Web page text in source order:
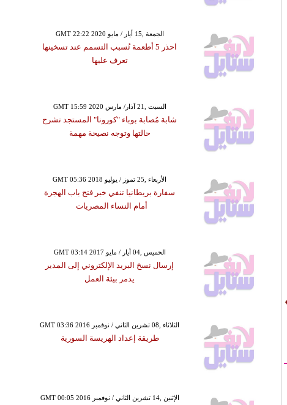
GMT 22:22 2020 الجمعة ,15 أيار / مايو
احذر 5 أطعمة تُسبب التسمم عند تسخينها
تعرف عليها
GMT 15:59 2020 السبت ,21 آذار/ مارس
شابة مُصابة بوباء "كورونا" المستجد تشرح
حالتها وتوجه نصيحة مهمة
GMT 05:36 2018 الأربعاء ,25 تموز / يوليو
سفارة بريطانيا تنفي خبر فتح باب الهجرة
أمام النساء المصريات
GMT 03:14 2017 الخميس ,04 أيار / مايو
إرسال نسخ البريد الإلكتروني إلى المدير
يدمر بيئة العمل
GMT 03:36 2016 الثلاثاء ,08 تشرين الثاني / نوفمبر
طريقة إعداد الهريسة السورية
GMT 00:05 2016 الإثنين ,14 تشرين الثاني / نوفمبر